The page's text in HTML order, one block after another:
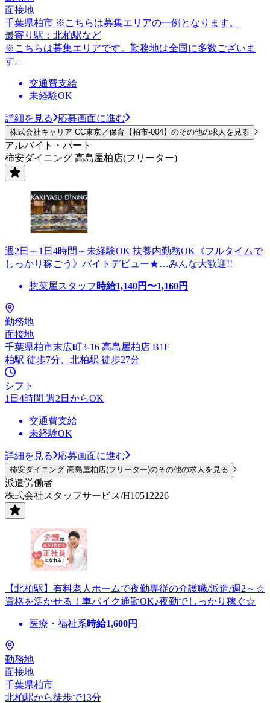
面接地
千葉県柏市 ※こちらは募集エリアの一例となります。
最寄り駅：北柏駅など
※こちらは募集エリアです。勤務地は全国に多数ございま
す。
交通費支給
未経験OK
詳細を見る 応募画面に進む
株式会社キャリア CC東京／保育【柏市-004】のその他の求人を見る
アルバイト・パート
柿安ダイニング 高島屋柏店(フリーター)
週2日～1日4時間～未経験OK 扶養内勤務OK《フルタイムで
しっかり稼ごう》バイトデビュー★…みんな大歓迎!!
惣菜屋スタッフ 時給1,140円〜1,160円
勤務地
面接地
千葉県柏市末広町3-16 高島屋柏店 B1F
柏駅 徒歩7分、北柏駅 徒歩27分
シフト
1日4時間 週2日からOK
交通費支給
未経験OK
詳細を見る 応募画面に進む
柿安ダイニング 高島屋柏店(フリーター)のその他の求人を見る
派遣労働者
株式会社スタッフサービス/H10512226
【北柏駅】有料老人ホームで夜勤専従の介護職/派遣/週2～☆
資格を活かせる！車バイク通勤OK♪夜勤でしっかり稼ぐ☆
医療・福祉系時給1,600円
勤務地
面接地
千葉県柏市
北柏駅から徒歩で13分